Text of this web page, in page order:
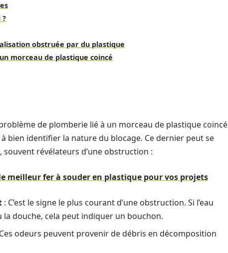
?
obstruée par du plastique
morceau de plastique coincé
de plomberie lié à un morceau de plastique coincé
bien identifier la nature du blocage. Ce dernier peut se
révélateurs d’une obstruction :
meilleur fer à souder en plastique pour vos projets
: C’est le signe le plus courant d’une obstruction. Si l’eau
la douche, cela peut indiquer un bouchon.
odeurs peuvent provenir de débris en décomposition